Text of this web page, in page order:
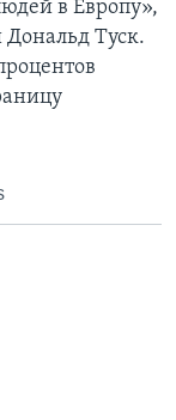
в Европу»,
Туск.